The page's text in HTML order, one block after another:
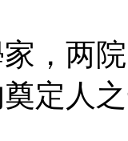
，两
奠定人